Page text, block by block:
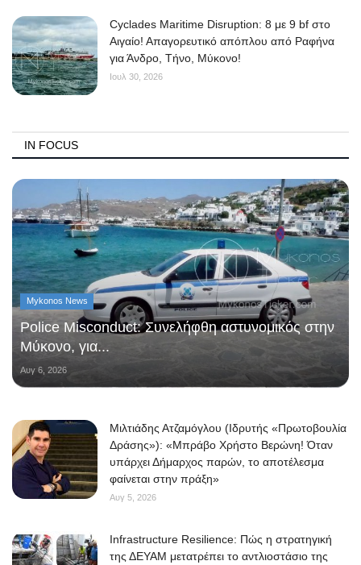
Cyclades Maritime Disruption: 8 με 9 bf στο
Αιγαίο! Απαγορευτικό απόπλου από Ραφήνα
για Άνδρο, Τήνο, Μύκονο!
Ιουλ 30, 2026
IN FOCUS
Mykonos News
Police Misconduct: Συνελήφθη αστυνομικός στην
Μύκονο, για...
Αυγ 6, 2026
Μιλτιάδης Ατζαμόγλου (Ιδρυτής «Πρωτοβουλία
Δράσης»): «Μπράβο Χρήστο Βερώνη! Όταν
υπάρχει Δήμαρχος παρών, το αποτέλεσμα
φαίνεται στην πράξη»
Αυγ 5, 2026
Infrastructure Resilience: Πώς η στρατηγική
της ΔΕΥΑΜ μετατρέπει το αντλιοστάσιο της